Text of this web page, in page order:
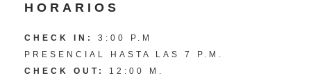
HORARIOS
CHECK IN:
3:00 P.M
PRESENCIAL HASTA LAS 7 P.M.
CHECK OUT:
12:00 M.